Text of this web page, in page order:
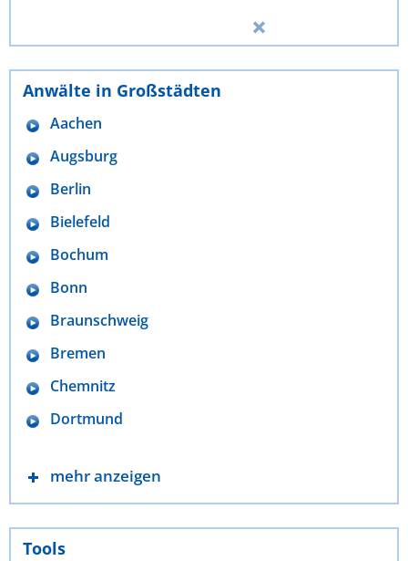
Anwälte in Großstädten
Aachen
Augsburg
Berlin
Bielefeld
Bochum
Bonn
Braunschweig
Bremen
Chemnitz
Dortmund
mehr anzeigen
Tools